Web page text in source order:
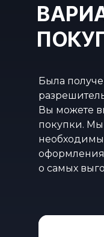
Была
Вы можете
покупки.
о самых